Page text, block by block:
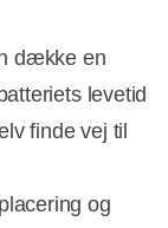
dække en
levetid
finde vej til
og